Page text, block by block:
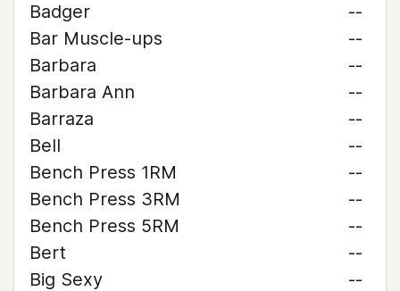
Badger
--
Bar Muscle-ups
--
Barbara
--
Barbara Ann
--
Barraza
--
Bell
--
Bench Press 1RM
--
Bench Press 3RM
--
Bench Press 5RM
--
Bert
--
Big Sexy
--